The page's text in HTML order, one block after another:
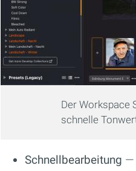
Der Workspace
schnelle
Schnellbearbeitung —